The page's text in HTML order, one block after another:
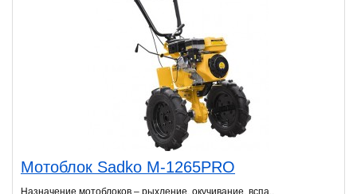
Мотоблок Sadko M-1265PRO